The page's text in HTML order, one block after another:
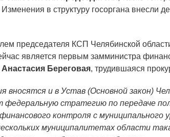
Изменения в структуру госоргана внесли
председателя КСП Челябинской
является первым замминистра
Анастасия Береговая, трудившаяся
вносятся и в Устав (Основной закон)
стратегию по передаче
контроля с муниципального
муниципалитетах области